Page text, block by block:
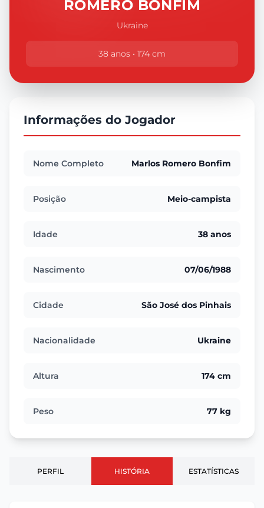
ROMERO BONFIM
Ukraine
38 anos • 174 cm
Informações do Jogador
Nome Completo Marlos Romero Bonfim
Posição Meio-campista
Idade 38 anos
Nascimento 07/06/1988
Cidade São José dos Pinhais
Nacionalidade Ukraine
Altura 174 cm
Peso 77 kg
PERFIL HISTÓRIA ESTATÍSTICAS